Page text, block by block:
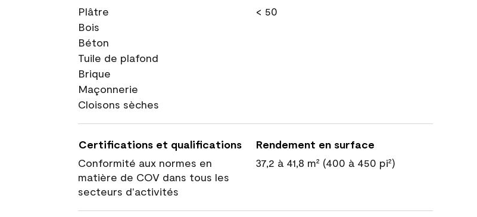
Plâtre
Bois
Béton
Tuile de plafond
Brique
Maçonnerie
Cloisons sèches
< 50
Certifications et qualifications
Conformité aux normes en
matière de COV dans tous les
secteurs d'activités
Rendement en surface
37,2 à 41,8 m² (400 à 450 pi²)